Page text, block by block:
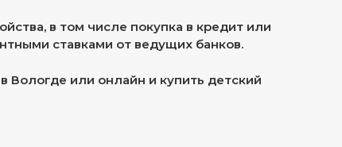
в том числе покупка в кредит или
ставками от ведущих банков.
или онлайн и купить детский